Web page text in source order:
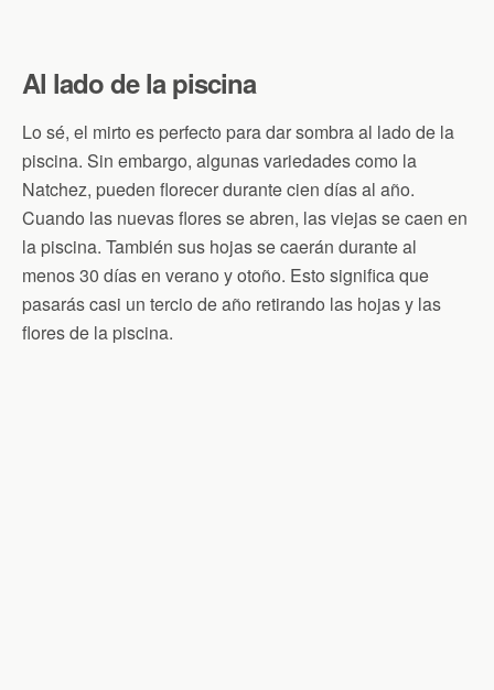
Al lado de la piscina
Lo sé, el mirto es perfecto para dar sombra al lado de la
piscina. Sin embargo, algunas variedades como la
Natchez, pueden florecer durante cien días al año.
Cuando las nuevas flores se abren, las viejas se caen en
la piscina. También sus hojas se caerán durante al
menos 30 días en verano y otoño. Esto significa que
pasarás casi un tercio de año retirando las hojas y las
flores de la piscina.